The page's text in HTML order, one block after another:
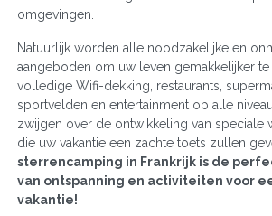
omgevingen.
Natuurlijk worden alle noodzakelijke en
aangeboden om uw leven gemakkelijker te
volledige Wifi-dekking, restaurants,
sportvelden en entertainment op alle
zwijgen over de ontwikkeling van speciale
die uw vakantie een zachte toets zullen
sterrencamping in Frankrijk is de
van ontspanning en activiteiten voor
vakantie!